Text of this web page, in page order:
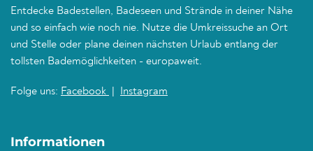
Entdecke Badestellen, Badeseen und Strände in deiner Nähe
und so einfach wie noch nie. Nutze die Umkreissuche an Ort
und Stelle oder plane deinen nächsten Urlaub entlang der
tollsten Bademöglichkeiten - europaweit.
Folge uns: Facebook Instagram
Informationen